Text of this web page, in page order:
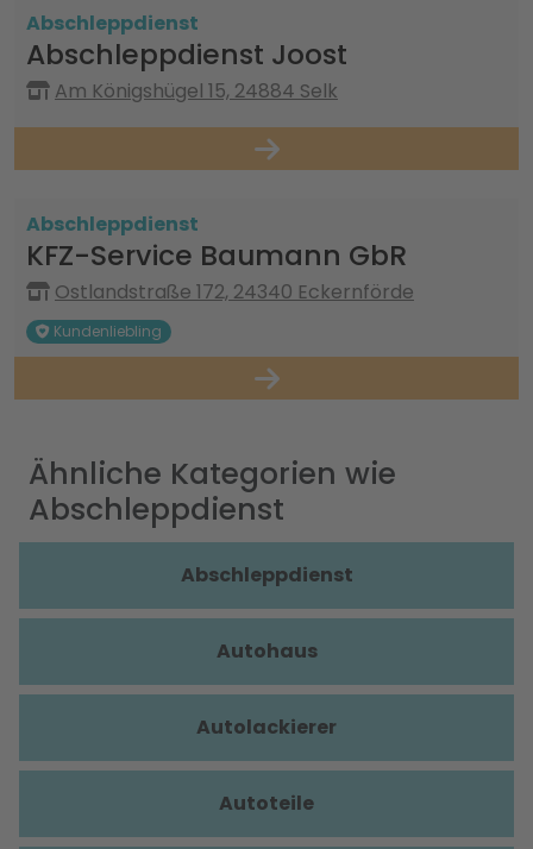
Abschleppdienst
Abschleppdienst Joost
Am Königshügel 15, 24884 Selk
Abschleppdienst
KFZ-Service Baumann GbR
Ostlandstraße 172, 24340 Eckernförde
Kundenliebling
Ähnliche Kategorien wie
Abschleppdienst
Abschleppdienst
Autohaus
Autolackierer
Autoteile